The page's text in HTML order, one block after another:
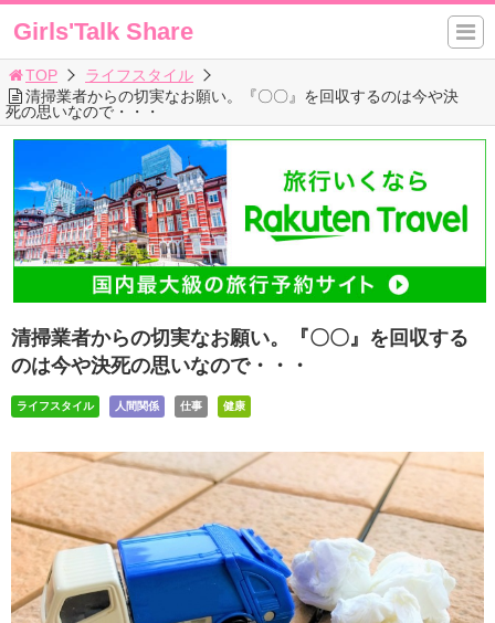
Girls'Talk Share
TOP
ライフスタイル
清掃業者からの切実なお願い。『〇〇』を回収するのは今や決
死の思いなので・・・
清掃業者からの切実なお願い。『〇〇』を回収する
のは今や決死の思いなので・・・
ライフスタイル 人間関係 仕事 健康